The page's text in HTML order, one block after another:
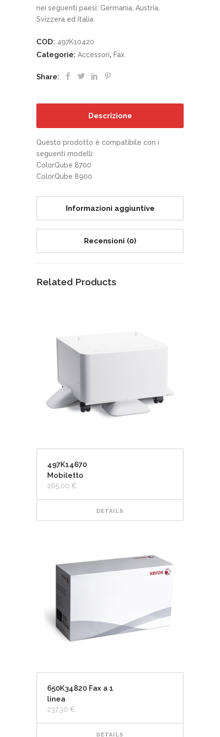
nei seguenti paesi: Germania, Austria,
Svizzera ed Italia
COD: 497K10420
Categorie: Accessori, Fax
Share:
Descrizione
Questo prodotto è compatibile con i
seguenti modelli:
ColorQube 8700
ColorQube 8900
Informazioni aggiuntive
Recensioni (0)
Related Products
497K14670
Mobiletto
265,00 €
DETAILS
650K34820 Fax a 1
linea
237,30 €
DETAILS